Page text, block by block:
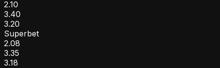
2.10
3.40
3.20
Superbet
2.08
3.35
3.18